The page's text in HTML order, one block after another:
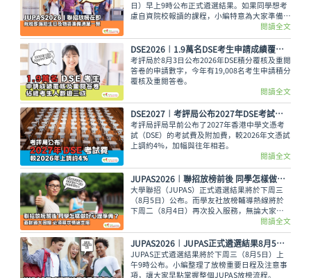
日）早上9時公布正式遴選結果。如果同學想考
慮自資院校報讀的課程，小編特意為大家準備了
各大專院校的即場招生日詳情與物品準備清單，
讓大家今晚順利執拾行裝，安心休息。
閱讀全文
DSE2026︱1.9萬名DSE考生申請成績覆核及重閱答卷 佔總考生人數逾三成
考評局於8月3日公布2026年DSE積分覆核及重閱
答卷的申請數字，今年有19,008名考生申請積分
覆核及重閱答卷。
閱讀全文
DSE2027︱考評局公布2027年DSE考試費 較2026年上調約4%
考評局評局早前公布了2027年香港中學文憑考
試（DSE）的考試費及附加費，較2026年文憑試
上調約4%，加幅與往年相若。
閱讀全文
JUPAS2026︱聯招放榜前後 同學怎樣做好心理準備？面對過大困擾 必須尋求情緒支援
大學聯招（JUPAS）正式遴選結果將於下周三
（8月5日）公布。而學友社放榜輔導熱線將於
下周二（8月4日）再次投入服務，無論大家有
甚麼出路疑問，又或需要支援輔導、尋求專業意
見，都可致電2503 3399，與學友社輔導員盡情
傾訴！
閱讀全文
JUPAS2026︱JUPAS正式遴選結果8月5日公布 一文看清放榜重要日程及注意事項
JUPAS正式遴選結果將於下周三（8月5日）上
午9時公布。小編整理了放榜重要日程及注意事
項，讓大家早點掌握整個JUPAS放榜流程。